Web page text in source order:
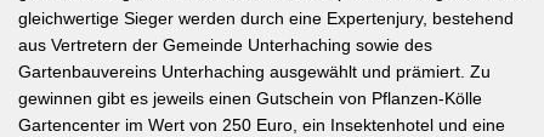
gleichwertige Sieger werden durch eine Expertenjury, bestehend
aus Vertretern der Gemeinde Unterhaching sowie des
Gartenbauvereins Unterhaching ausgewählt und prämiert. Zu
gewinnen gibt es jeweils einen Gutschein von Pflanzen-Kölle
Gartencenter im Wert von 250 Euro, ein Insektenhotel und eine